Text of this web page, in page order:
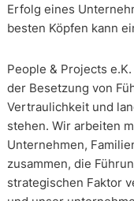
Erfolg eines
besten Köpfen kann
People & Projects
der Besetzung von
Vertraulichkeit und
stehen. Wir arbeiten
Unternehmen,
zusammen, die
strategischen Faktor